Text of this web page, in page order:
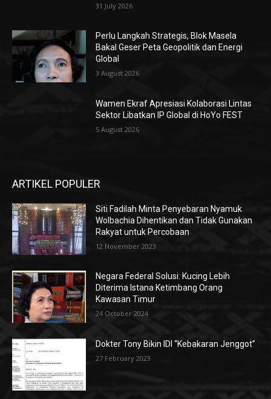
31 July 2026
Perlu Langkah Strategis, ​Blok Masela
Bakal Geser Peta Geopolitik dan Energi
Global
3 August 2026
Wamen Ekraf Apresiasi Kolaborasi Lintas
Sektor Libatkan IP Global di HoYo FEST
5 August 2026
ARTIKEL POPULER
Siti Fadilah Minta Penyebaran Nyamuk
Wolbachia Dihentikan dan Tidak Gunakan
Rakyat untuk Percobaan
12 November 2023
Negara Federal Solusi: Kucing Lebih
Diterima Istana Ketimbang Orang
Kawasan Timur
24 October 2024
Dokter Tony Bikin IDI “Kebakaran Jenggot”
27 February 2023